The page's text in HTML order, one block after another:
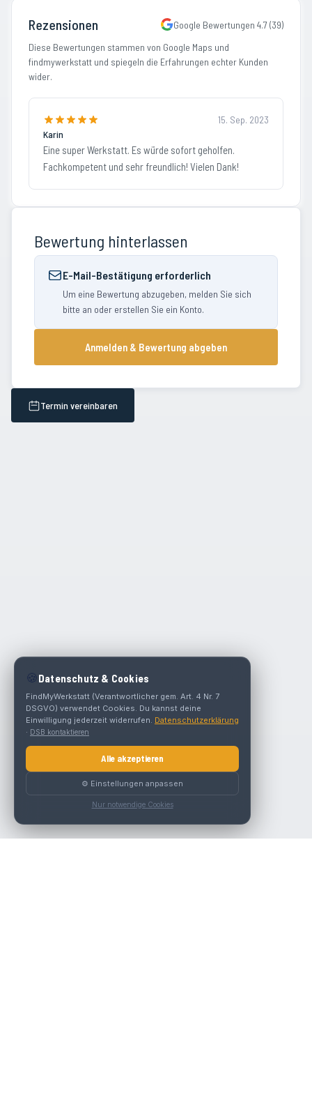
Rezensionen Google Bewertungen 4.7(39)
Diese Bewertungen stammen von Google Maps und
findmywerkstatt und spiegeln die Erfahrungen echter Kunden
wider.
15. Sep. 2023
Karin
Eine super Werkstatt. Es würde sofort geholfen.
Fachkompetent und sehr freundlich! Vielen Dank!
Bewertung hinterlassen
E-Mail-Bestätigung erforderlich
Um eine Bewertung abzugeben, melden Sie sich
bitte an oder erstellen Sie ein Konto.
Anmelden & Bewertung abgeben
Termin vereinbaren
🍪 Datenschutz & Cookies
FindMyWerkstatt (Verantwortlicher gem. Art. 4 Nr. 7
DSGVO) verwendet Cookies. Du kannst deine
Einwilligung jederzeit widerrufen. Datenschutzerklärung
· DSB kontaktieren
Alle akzeptieren
⚙️ Einstellungen anpassen
Nur notwendige Cookies